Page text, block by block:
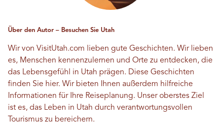
Über den Autor – Besuchen Sie Utah
Wir von VisitUtah.com lieben gute Geschichten. Wir lieben
es, Menschen kennenzulernen und Orte zu entdecken, die
das Lebensgefühl in Utah prägen. Diese Geschichten
finden Sie hier. Wir bieten Ihnen außerdem hilfreiche
Informationen für Ihre Reiseplanung. Unser oberstes Ziel
ist es, das Leben in Utah durch verantwortungsvollen
Tourismus zu bereichern.